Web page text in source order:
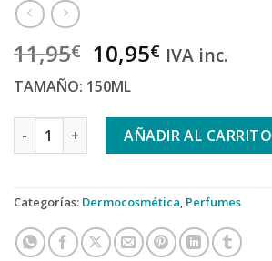
11,95€ 10,95€ IVA inc.
TAMAÑO: 150ML
IAP PHARMA Nº 14 ORIENTAL cantidad
AÑADIR AL CARRITO
Categorías: Dermocosmética, Perfumes